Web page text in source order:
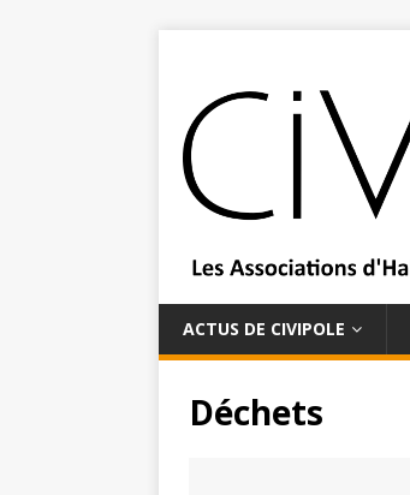
ACTUS DE CIVIPOLE
Déchets